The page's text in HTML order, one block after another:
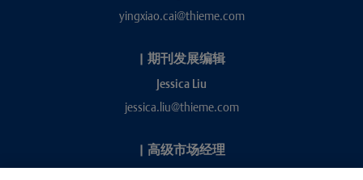
yingxiao.cai@thieme.com
| 期刊发展编辑
Jessica Liu
jessica.liu@thieme.com
| 高级市场经理